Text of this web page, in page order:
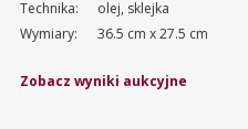
Technika:
olej, sklejka
Wymiary:
36.5 cm x 27.5 cm
Zobacz wyniki aukcyjne